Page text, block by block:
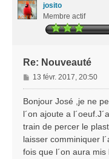
josito
Membre actif
Re: Nouveauté
M
e
a
g
e
13 févr. 2017, 20:50
Bonjour José ,je ne
l´on ajoute a
train de percer le
laisser comminiquer
fois que l´on aura